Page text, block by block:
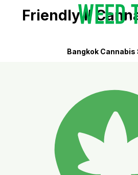
Friendly ll
Bangkok Cannabis